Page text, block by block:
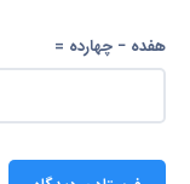
هفده − چهارده =